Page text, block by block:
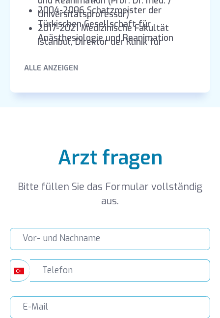
Universitätsprofessor)
2017-2021 Medizinische Fakultät
Istanbul, Direktor der Klinik für
2004-2006 Schatzmeister der
Türkischen Gesellschaft für
Anästhesiologie und Reanimation
ALLE ANZEIGEN
Arzt fragen
Bitte füllen Sie das Formular vollständig
aus.